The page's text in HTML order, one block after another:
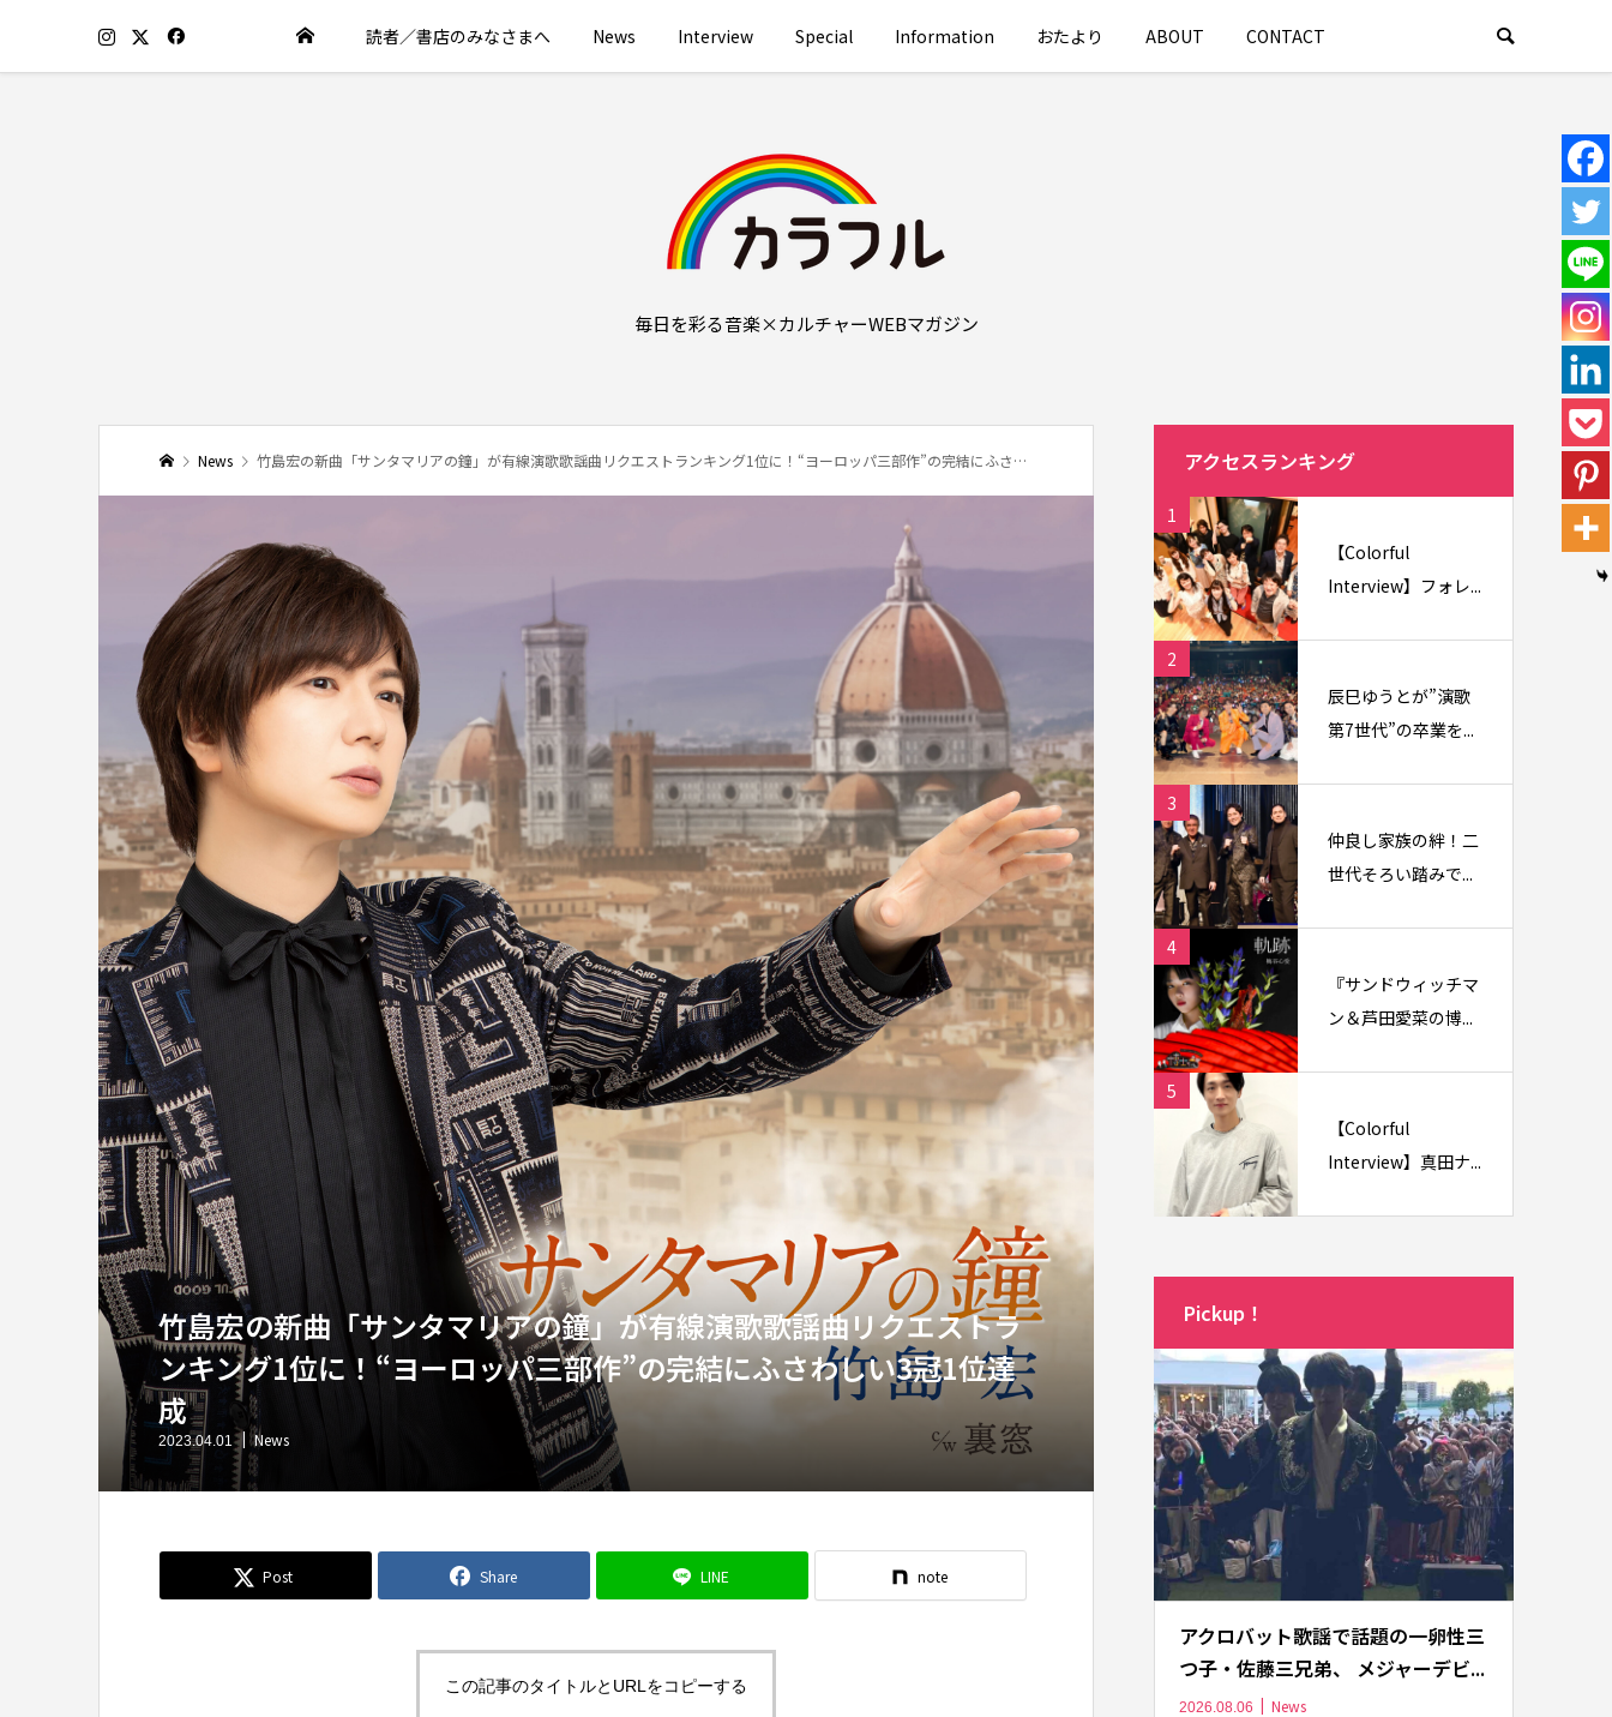
読者／書店のみなさまへ News Interview Special Information おたより ABOUT CONTACT
毎日を彩る音楽×カルチャーWEBマガジン
News 竹島宏の新曲「サンタマリアの鐘」が有線演歌歌謡曲リクエストランキング1位に！“ヨーロッパ三部作”の完結にふさわしい3冠1位達成
竹島宏の新曲「サンタマリアの鐘」が有線演歌歌謡曲リクエストラ
ンキング1位に！“ヨーロッパ三部作”の完結にふさわしい3冠1位達
成
2023.04.01 News
Post Share LINE note
この記事のタイトルとURLをコピーする
アクセスランキング
1
【Colorful
Interview】フォレ...
2
辰巳ゆうとが”演歌
第7世代”の卒業を...
3
仲良し家族の絆！二
世代そろい踏みで...
4
『サンドウィッチマ
ン＆芦田愛菜の博...
5
【Colorful
Interview】真田ナ...
Pickup！
アクロバット歌謡で話題の一卵性三
つ子・佐藤三兄弟、 メジャーデビ...
2026.08.06 News